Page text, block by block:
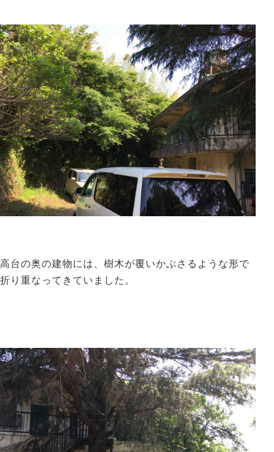
高台の奥の建物には、樹木が覆いかぶさるような形で
折り重なってきていました。